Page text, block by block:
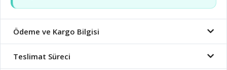
Ödeme ve Kargo Bilgisi
Teslimat Süreci